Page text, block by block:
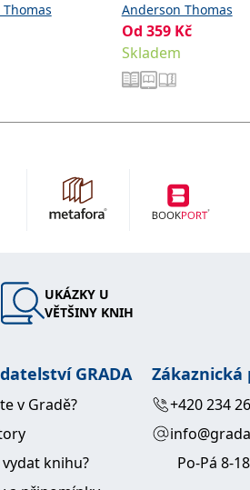
Anderson Thomas
Od 359 Kč
Skladem
UKÁZKY U
VĚTŠINY KNIH
GRADA
v Gradě?
vydat knihu?
Zákaznická
+420 234
Po-Pá 8-18